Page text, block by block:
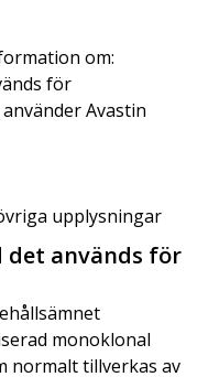
om:
för
Avastin
upplysningar
det används för
monoklonal
normalt tillverkas av